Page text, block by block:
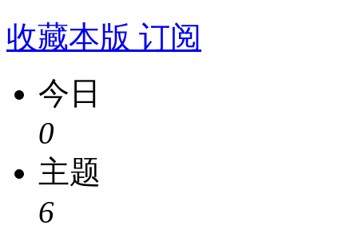
收藏本版 订阅
今日
0
主题
6